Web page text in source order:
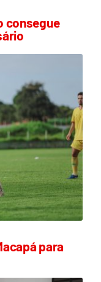
consegue
para